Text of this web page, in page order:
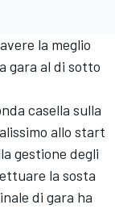
la meglio
gara al di sotto
casella sulla
allo start
gestione degli
la sosta
di gara ha